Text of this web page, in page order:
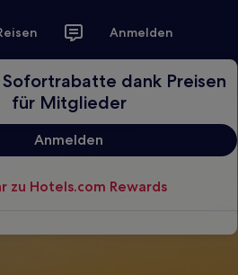
Anmelden
dank Preisen
für Mitglieder
Anmelden
zu Hotels.com Rewards